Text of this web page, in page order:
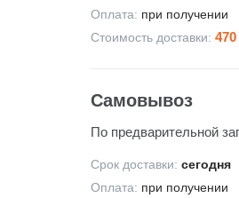
Оплата: при получении
Стоимость доставки: 470
Самовывоз
По предварительной
Срок доставки: сегодня
Оплата: при получении